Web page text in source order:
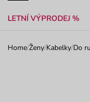
LETNÍ VÝPRODEJ %
Home/Ženy/Kabelky/Do